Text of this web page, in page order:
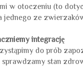
w otoczeniu (to
jednego ze
integrację
do prób
sprawdzamy stan